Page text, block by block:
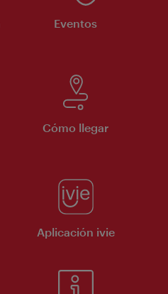
Eventos
Cómo llegar
Aplicación ivie